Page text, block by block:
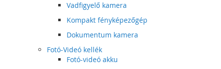
Vadfigyelő kamera
Kompakt fényképezőgép
Dokumentum kamera
Fotó-Videó kellék
Fotó-videó akku